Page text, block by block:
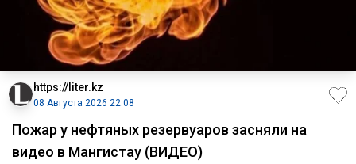
https://liter.kz
08 Августа 2026 22:08
Пожар у нефтяных резервуаров засняли на
видео в Мангистау (ВИДЕО)